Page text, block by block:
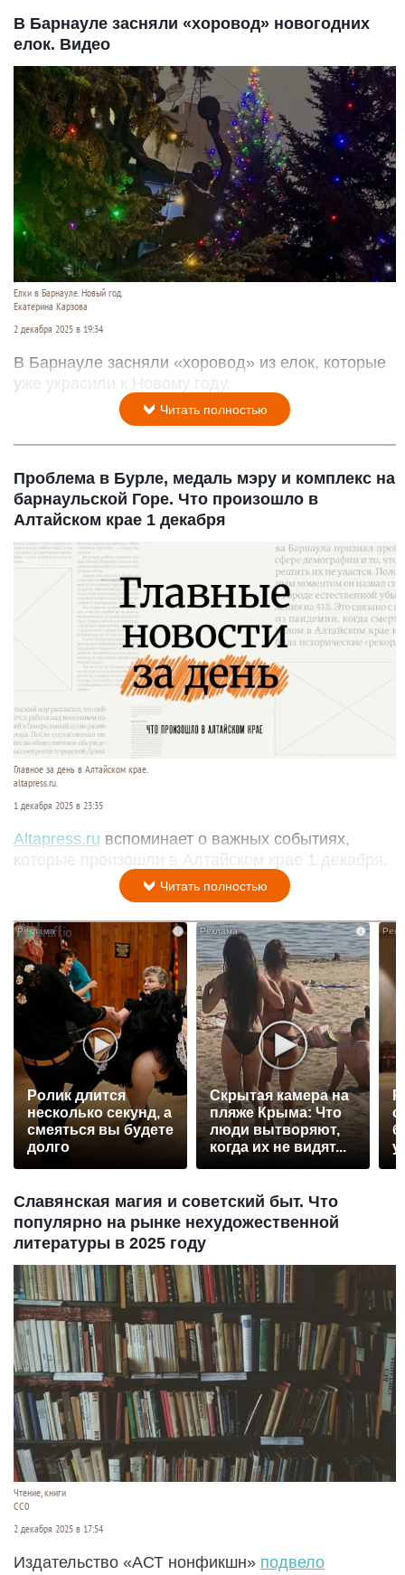
В Барнауле засняли «хоровод» новогодних
елок. Видео
Елки в Барнауле. Новый год.
Екатерина Карзова
2 декабря 2025 в 19:34
В Барнауле засняли «хоровод» из елок, которые
уже украсили к Новому году.
Читать полностью
Проблема в Бурле, медаль мэру и комплекс на
барнаульской Горе. Что произошло в
Алтайском крае 1 декабря
Главное за день в Алтайском крае.
altapress.ru.
1 декабря 2025 в 23:35
Altapress.ru вспоминает о важных событиях,
которые произошли в Алтайском крае 1 декабря.
Читать полностью
Ролик длится
несколько секунд, а
смеяться вы будете
долго
i
Скрытая камера на
пляже Крыма: Что
люди вытворяют,
когда их не видят...
Славянская магия и советский быт. Что
популярно на рынке нехудожественной
литературы в 2025 году
Чтение, книги
СС0
2 декабря 2025 в 17:54
Издательство «АСТ нонфикшн» подвело